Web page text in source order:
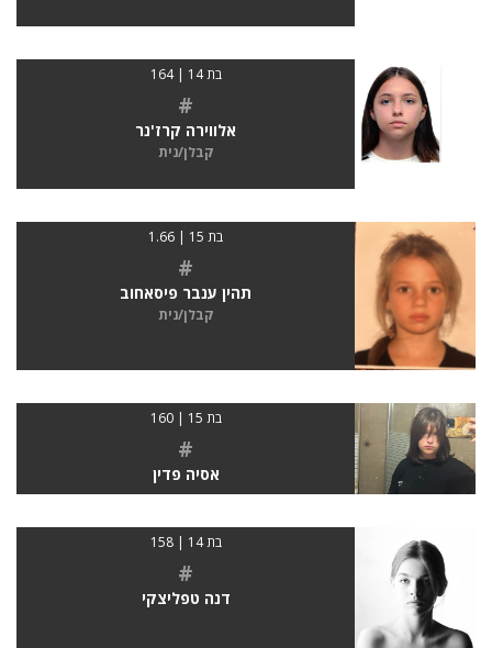
בת 14 | 164
#
אלווירה קרז'נר
קבלן/נית
בת 15 | 1.66
#
תהין ענבר פיסאחוב
קבלן/נית
בת 15 | 160
#
אסיה פדין
בת 14 | 158
#
דנה טפליצקי